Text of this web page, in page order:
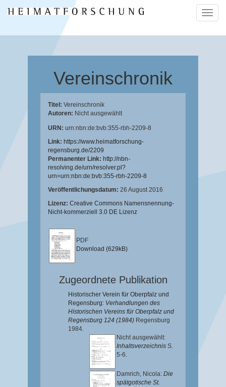
ein-/
Vereinschronik
Titel: Vereinschronik
Autoren: Nicht ausgewählt
URN: urn:nbn:de:bvb:355-rbh-2209-8
Link: https://www.heimatforschung-
regensburg.de/2209
Permanenter Link: http://nbn-
resolving.de/urn/resolver.pl?
urn=urn:nbn:de:bvb:355-rbh-2209-8
Veröffentlichungsdatum: 26 August 2016
Lizenz: Creative Commons Namensnennung-
Nicht-kommerziell 3.0 DE Lizenz
PDF
Download (629kB)
Zugeordnete Publikation
Historischer Verein für Oberpfalz und
Regensburg: Verhandlungen des
Historischen Vereins für Oberpfalz und
Regensburg 124 (1984) Regensburg
1984.
Nicht ausgewählt:
Inhaltsverzeichnis S.
5-6.
Damrich, Nicola: Die
spätgotische St.